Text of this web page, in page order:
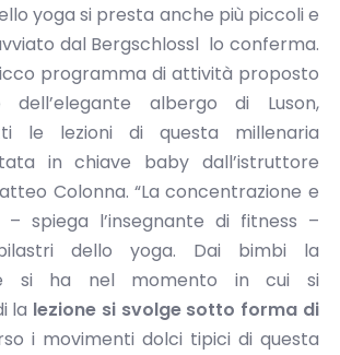
yoga si presta anche più piccoli e
dal Bergschlossl lo conferma.
programma di attività proposto
albergo di Luson,
le lezioni di questa millenaria
in chiave baby dall’istruttore
Colonna. “La concentrazione e
– spiega l’insegnante di fitness –
dello yoga. Dai bimbi la
si ha nel momento in cui si
la lezione si svolge sotto forma di
i movimenti dolci tipici di questa